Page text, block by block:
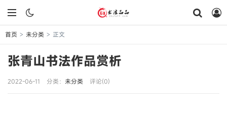
首页 > 未分类 > 正文
张青山书法作品赏析
2022-06-11 分类： 未分类 评论(0)